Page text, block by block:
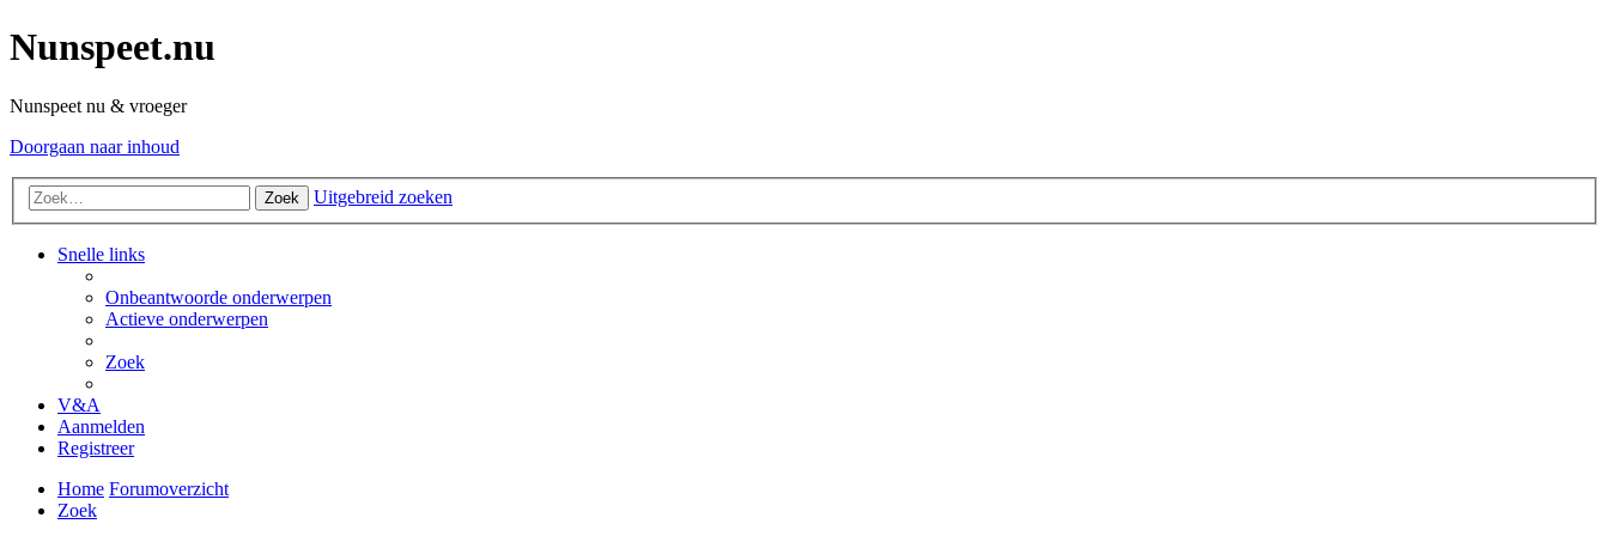
Nunspeet.nu
Nunspeet nu & vroeger
Doorgaan naar inhoud
Zoek Uitgebreid zoeken
Snelle links
Onbeantwoorde onderwerpen
Actieve onderwerpen
Zoek
V&A
Aanmelden
Registreer
Home Forumoverzicht
Zoek